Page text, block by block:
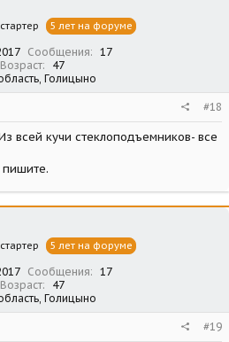
5 лет на форуме
Сообщения
17
Возраст
47
Голицыно
#18
всей кучи стеклоподъемников- все
5 лет на форуме
Сообщения
17
Возраст
47
Голицыно
#19